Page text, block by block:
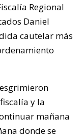
Regional
Daniel
cautelar más
y la
mañana
donde se